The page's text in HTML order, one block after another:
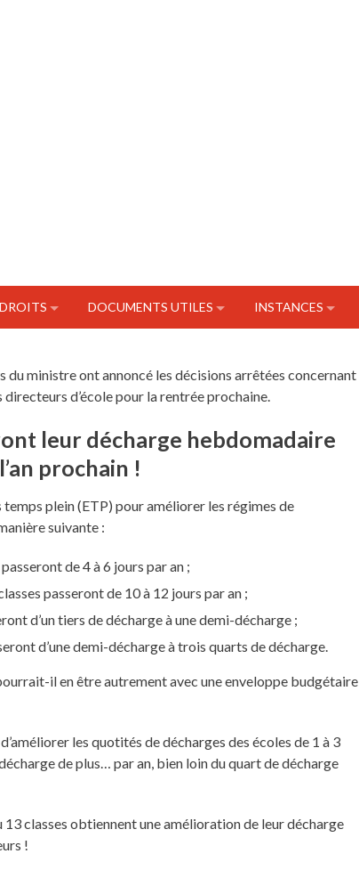
DOCUMENTS UTILES INSTANCES
ministre ont annoncé les décisions arrêtées concernant
d’école pour la rentrée prochaine.
leur décharge hebdomadaire
prochain !
plein (ETP) pour améliorer les régimes de
suivante :
de 4 à 6 jours par an ;
passeront de 10 à 12 jours par an ;
d’un tiers de décharge à une demi-décharge ;
d’une demi-décharge à trois quarts de décharge.
il en être autrement avec une enveloppe budgétaire
les quotités de décharges des écoles de 1 à 3
de plus… par an, bien loin du quart de décharge
classes obtiennent une amélioration de leur décharge
!